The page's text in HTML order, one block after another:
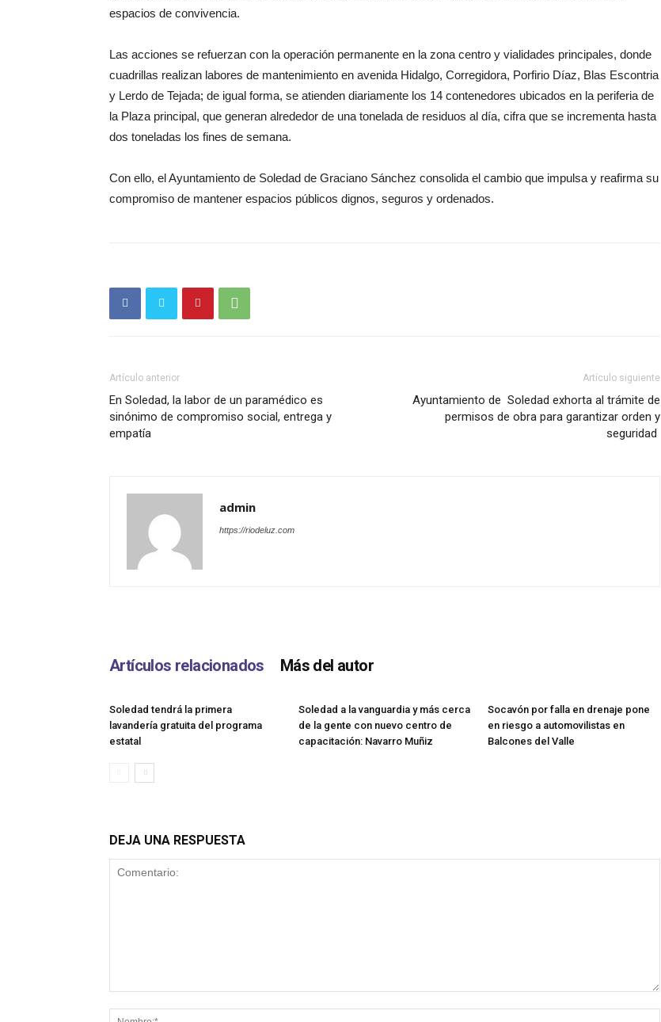
espacios de convivencia.
Las acciones se refuerzan con la operación permanente en la zona centro y vialidades principales, donde
cuadrillas realizan labores de mantenimiento en avenida Hidalgo, Corregidora, Porfirio Díaz, Blas Escontria
y Lerdo de Tejada; de igual forma, se atienden diariamente los 14 contenedores ubicados en la periferia de
la Plaza principal, que generan alrededor de una tonelada de residuos al día, cifra que se incrementa hasta
dos toneladas los fines de semana.
Con ello, el Ayuntamiento de Soledad de Graciano Sánchez consolida el cambio que impulsa y reafirma su
compromiso de mantener espacios públicos dignos, seguros y ordenados.
Artículo anterior
En Soledad, la labor de un paramédico es
sinónimo de compromiso social, entrega y
empatía
Artículo siguiente
Ayuntamiento de Soledad exhorta al trámite de
permisos de obra para garantizar orden y
seguridad
admin
https://riodeluz.com
Artículos relacionados Más del autor
Soledad tendrá la primera
lavandería gratuita del programa
estatal
Soledad a la vanguardia y más cerca
de la gente con nuevo centro de
capacitación: Navarro Muñiz
Socavón por falla en drenaje pone
en riesgo a automovilistas en
Balcones del Valle
DEJA UNA RESPUESTA